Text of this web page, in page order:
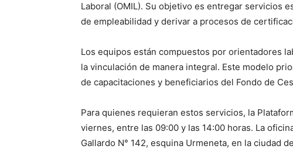
Laboral (OMIL). Su objetivo es entregar servicios
de empleabilidad y derivar a procesos de
Los equipos están compuestos por orientadores
la vinculación de manera integral. Este modelo
de capacitaciones y beneficiarios del Fondo de
Para quienes requieran estos servicios, la
viernes, entre las 09:00 y las 14:00 horas. La
Gallardo N° 142, esquina Urmeneta, en la ciudad